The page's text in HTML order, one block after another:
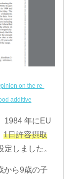
on the re‐
additive
1984 年にEU
1日許容摂取
定しました。
から9歳の子